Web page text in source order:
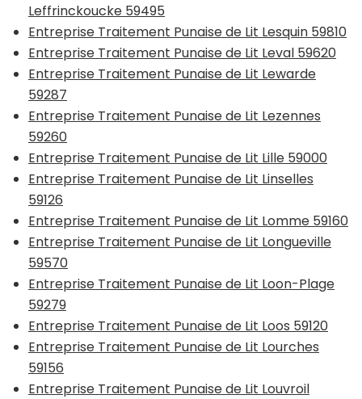
Leffrinckoucke 59495
Entreprise Traitement Punaise de Lit Lesquin 59810
Entreprise Traitement Punaise de Lit Leval 59620
Entreprise Traitement Punaise de Lit Lewarde
59287
Entreprise Traitement Punaise de Lit Lezennes
59260
Entreprise Traitement Punaise de Lit Lille 59000
Entreprise Traitement Punaise de Lit Linselles
59126
Entreprise Traitement Punaise de Lit Lomme 59160
Entreprise Traitement Punaise de Lit Longueville
59570
Entreprise Traitement Punaise de Lit Loon-Plage
59279
Entreprise Traitement Punaise de Lit Loos 59120
Entreprise Traitement Punaise de Lit Lourches
59156
Entreprise Traitement Punaise de Lit Louvroil